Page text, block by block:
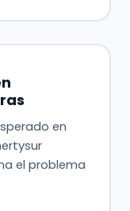
en
el problema